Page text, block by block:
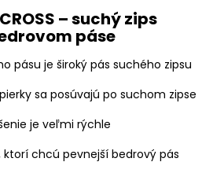
– suchý zips
páse
pásu je široký pás suchého zipsu
sa posúvajú po suchom zipse
je veľmi rýchle
ktorí chcú pevnejší bedrový pás